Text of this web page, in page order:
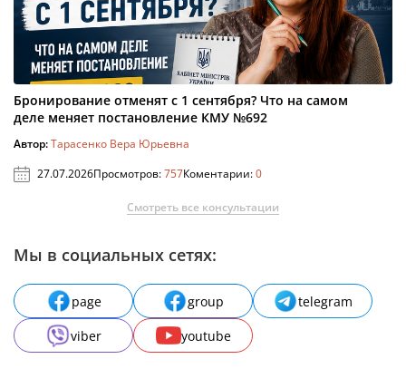
Бронирование отменят с 1 сентября? Что на самом
деле меняет постановление КМУ №692
Автор:Тарасенко Вера Юрьевна
27.07.2026Просмотров:757Коментарии:0
Смотреть все консультации
Мы в социальных сетях:
page group
telegram
viber
youtube